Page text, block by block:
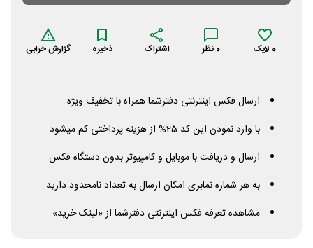
0 لایک 0 نظر اشتراک ذخیره گزارش خرابی
ارسال فکس اینترنتی دفترشما همراه با تخفیف ویژه
با وارد نمودن این کد 25% از هزینه پرداختی کم میشود
ارسال و دریافت با موبایل و کامپیوتر بدون دستگاه فکس
به هر شماره نمابری امکان ارسال به تعداد نامحدود دارید
مشاهده تعرفه فکس اینترنتی دفترشما از «لینک خرید»